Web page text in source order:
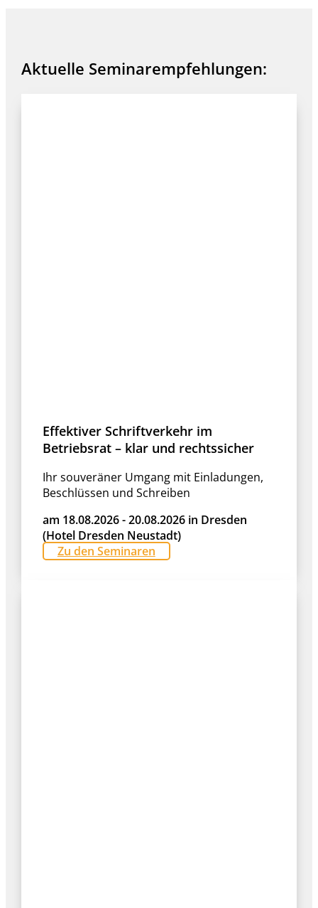
Aktuelle Seminarempfehlungen:
Effektiver Schriftverkehr im
Betriebsrat – klar und rechtssicher
Ihr souveräner Umgang mit Einladungen,
Beschlüssen und Schreiben
am 18.08.2026 - 20.08.2026 in Dresden
(Hotel Dresden Neustadt)
Zu den Seminaren